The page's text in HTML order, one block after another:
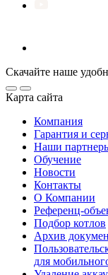
Скачайте наше
Карта сайта
Компания
Гарантия и
Наши
Обучение
Новости
Контакты
О Компании
Референц-
Подбор котлов
Архив
для